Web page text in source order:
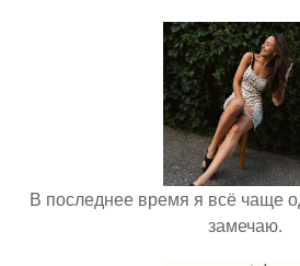
В последнее время я всё чаще
замечаю.